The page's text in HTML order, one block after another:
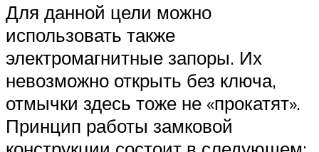
Для данной цели можно
использовать также
электромагнитные запоры. Их
невозможно открыть без ключа,
отмычки здесь тоже не «прокатят».
Принцип работы замковой